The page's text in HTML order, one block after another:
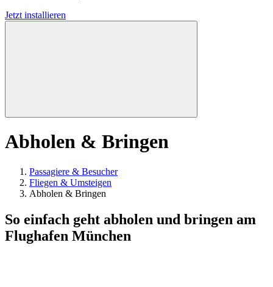
Jetzt installieren
Abholen & Bringen
Passagiere & Besucher
Fliegen & Umsteigen
Abholen & Bringen
So einfach geht abholen und bringen am
Flughafen München